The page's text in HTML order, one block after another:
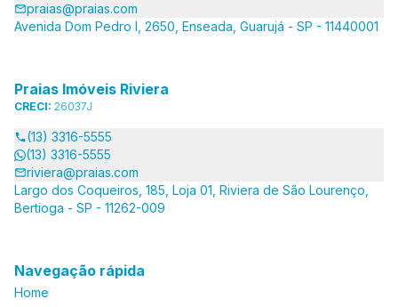
praias@praias.com
Avenida Dom Pedro I, 2650, Enseada, Guarujá - SP - 11440001
Praias Imóveis Riviera
CRECI: 26037J
(13) 3316-5555
(13) 3316-5555
riviera@praias.com
Largo dos Coqueiros, 185, Loja 01, Riviera de São Lourenço,
Bertioga - SP - 11262-009
Navegação rápida
Home